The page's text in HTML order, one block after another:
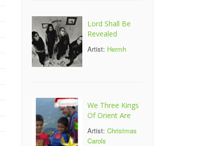
Lord Shall Be
Revealed
Artist: Hermh
We Three Kings
Of Orient Are
Artist: Christmas
Carols